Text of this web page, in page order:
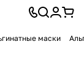
маски